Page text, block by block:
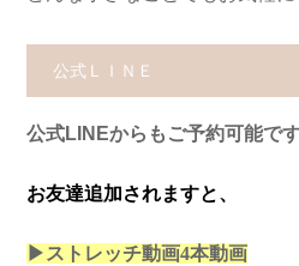
公式ＬＩＮＥ
公式LINEからもご予約可能です
お友達追加されますと、
▶ストレッチ動画4本動画